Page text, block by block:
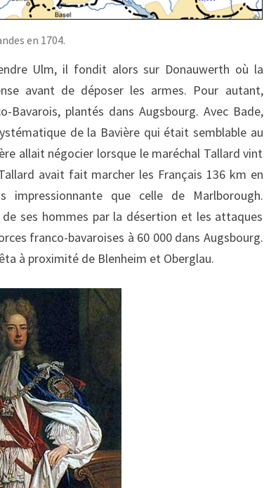
en 1704.
Ulm, il fondit alors sur Donauwerth où la
avant de déposer les armes. Pour autant,
Bavarois, plantés dans Augsbourg. Avec Bade,
de la Bavière qui était semblable au
allait négocier lorsque le maréchal Tallard vint
avait fait marcher les Français 136 km en
impressionnante que celle de Marlborough.
ses hommes par la désertion et les attaques
franco-bavaroises à 60 000 dans Augsbourg.
à proximité de Blenheim et Oberglau.